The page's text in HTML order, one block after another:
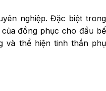
nghiệp. Đặc biệt
đồng phục cho đầu
và thể hiện tinh thần